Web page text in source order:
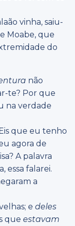
vinha, saiu-
Moabe, que
do
não
te? Por que
na verdade
que eu tenho
agora de
A palavra
essa falarei.
a
e deles
que estavam